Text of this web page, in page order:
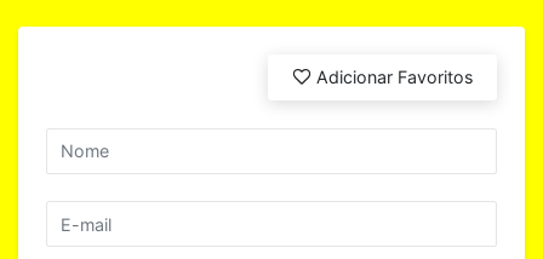
Adicionar Favoritos